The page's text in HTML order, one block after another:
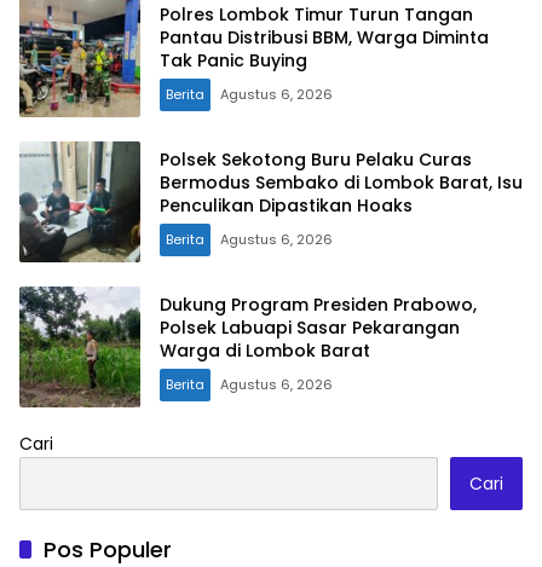
Polres Lombok Timur Turun Tangan
Pantau Distribusi BBM, Warga Diminta
Tak Panic Buying
Berita Agustus 6, 2026
Polsek Sekotong Buru Pelaku Curas
Bermodus Sembako di Lombok Barat, Isu
Penculikan Dipastikan Hoaks
Berita Agustus 6, 2026
Dukung Program Presiden Prabowo,
Polsek Labuapi Sasar Pekarangan
Warga di Lombok Barat
Berita Agustus 6, 2026
Cari
Cari
Pos Populer